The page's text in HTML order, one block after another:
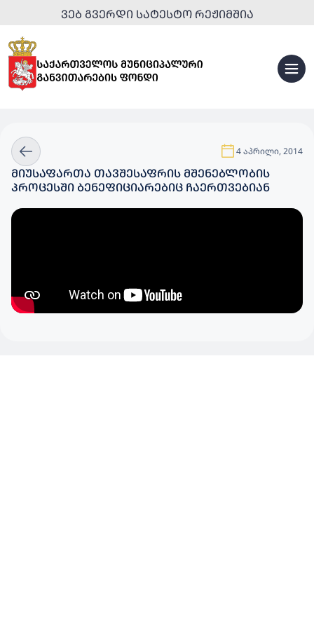
ᲕᲔᲑ ᲒᲕᲔᲠᲓᲘ ᲡᲐᲢᲔᲡᲢᲝ ᲠᲔᲟᲘᲛᲨᲘᲐ
4 აპრილი, 2014
ᲛᲘᲣᲡᲐᲤᲐᲠᲗᲐ ᲗᲐᲕᲨᲔᲡᲐᲤᲠᲘᲡ ᲛᲨᲔᲜᲔᲑᲚᲝᲑᲘᲡ
ᲞᲠᲝᲪᲔᲡᲨᲘ ᲑᲔᲜᲔᲤᲘᲪᲘᲐᲠᲔᲑᲘᲪ ᲩᲐᲔᲠᲗᲕᲔᲑᲘᲐᲜ